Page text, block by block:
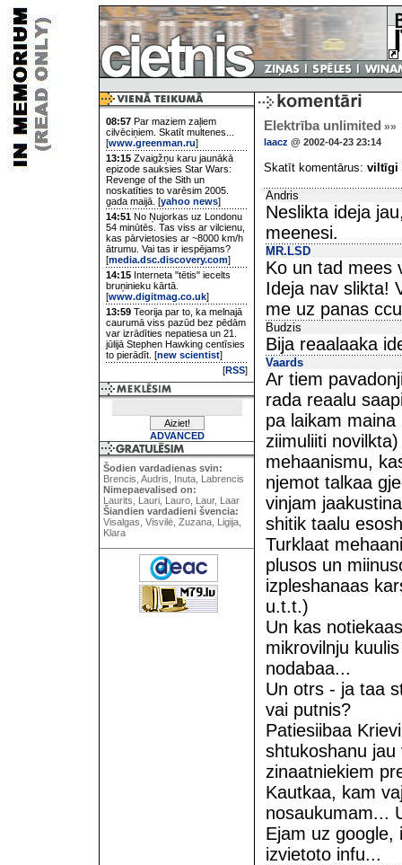
08:57 Par maziem zaļiem
cilvēciņiem. Skatīt multenes...
[www.greenman.ru]
13:15 Zvaigžņu karu jaunākā
epizode sauksies Star Wars:
Revenge of the Sith un
noskatīties to varēsim 2005.
gada maijā. [yahoo news]
14:51 No Ņujorkas uz Londonu
54 minūtēs. Tas viss ar vilcienu,
kas pārvietosies ar ~8000 km/h
ātrumu. Vai tas ir iespējams?
[media.dsc.discovery.com]
14:15 Interneta "tētis" iecelts
bruņinieku kārtā.
[www.digitmag.co.uk]
13:59 Teorija par to, ka melnajā
caurumā viss pazūd bez pēdām
var izrādīties nepatiesa un 21.
jūlijā Stephen Hawking centīsies
to pierādīt. [new scientist]
[RSS]
ADVANCED
Šodien vardadienas svin:
Brencis, Audris, Inuta, Labrencis
Nimepaevalised on:
Laurits, Lauri, Lauro, Laur, Laar
Šiandien vardadieni švencia:
Visalgas, Visvilė, Zuzana, Ligija,
Klara
Elektrība unlimited »»
laacz @ 2002-04-23 23:14
Skatīt komentārus: viltīgi
Andris
Neslikta ideja
meenesi.
MR.LSD
Ko un tad mees
Ideja nav slikta!
me uz panas
Budzis
Bija reaalaaka
Vaards
Ar tiem
rada reaalu
pa laikam
ziimuliiti
mehaanismu,
njemot talkaa
vinjam
shitik taalu
Turklaat
plusos un
izpleshanaas
u.t.t.)
Un kas
mikrovilnju
nodabaa...
Un otrs - ja taa
vai putnis?
Patiesiibaa
shtukoshanu
zinaatniekiem
Kautkaa, kam
nosaukumam...
Ejam uz google,
izvietoto infu...